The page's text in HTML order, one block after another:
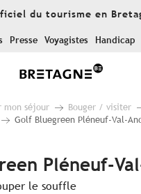
du tourisme en
Presse Voyagistes Handicap
mon séjour
Bouger / visiter
Golf Bluegreen Pléneuf-Val-
Pléneuf-
le souffle